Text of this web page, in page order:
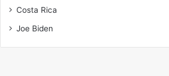
Costa Rica
Joe Biden